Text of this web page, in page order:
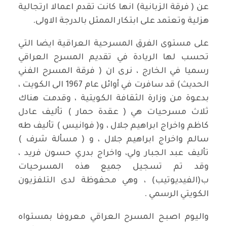
عن ( فرقة الزبانية) انها كانت تقدم اعمالا ارتجالية
هزلية وتعتمد على ابتكار الممثل بالدرجة الاولى.
على مستوى الفرق المسرحية العراقية ايضا التي
تحسب لها الريادة في تقديم المسرح العراقي
رسميا في الخارج ، نرى ان ( فرقة المسرح الفني
الحديث) قد سافرت في أوائل عام 1967 الى الكويت ،
بدعوة من وزارة الثقافة الكويتية ، وقدمت هناك
ثلاث مسرحيات هي ( عقدة حمار ) تأليف عادل
كاظم واخراج ابراهيم جلال ، و( فوانيس ) تأليف طه
سالم واخراج ابراهيم جلال ، و ( مسألة شرف )
تأليف عبد الجبار ولي، واخراج بدري حسون فريد ،
وقد تم تسجيل جميع هذه المسرحيات
ب(الفيديوتيب) ، وهي محفوظة لدى التلفزيون
الكويتي الرسمي .
واليوم اصبح المسرح العراقي معروفا بمستواه